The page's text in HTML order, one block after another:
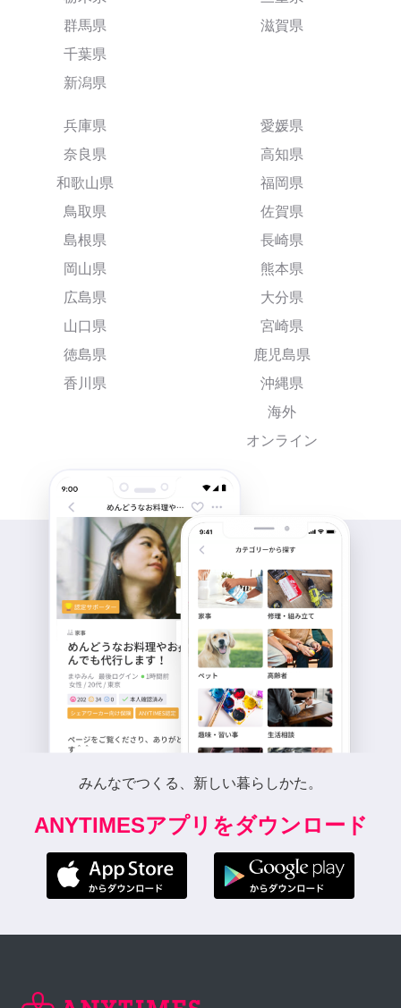
群馬県
千葉県
新潟県
滋賀県
兵庫県
奈良県
和歌山県
鳥取県
島根県
岡山県
広島県
山口県
徳島県
香川県
愛媛県
高知県
福岡県
佐賀県
長崎県
熊本県
大分県
宮崎県
鹿児島県
沖縄県
海外
オンライン
みんなでつくる、新しい暮らしかた。
ANYTIMESアプリをダウンロード